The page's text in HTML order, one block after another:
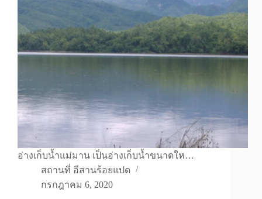
อ่างเก็บน้ำแม่มาน เป็นอ่างเก็บน้ำขนาดให…
สถานที่ อีสานร้อยแปด
กรกฎาคม 6, 2020